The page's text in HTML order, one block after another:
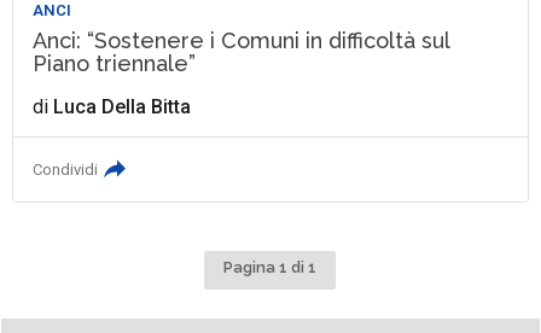
ANCI
Anci: “Sostenere i Comuni in difficoltà sul
Piano triennale”
di Luca Della Bitta
Condividi
Pagina 1 di 1